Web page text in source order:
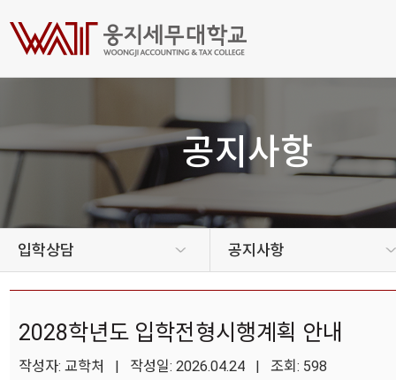
공지사항
입학상담 공지사항
2028학년도 입학전형시행계획 안내
작성자: 교학처 | 작성일: 2026.04.24 | 조회: 598